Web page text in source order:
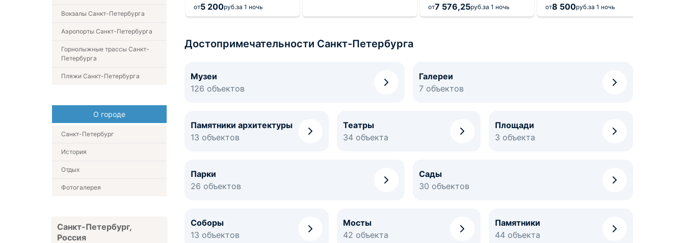
от5 200руб.за 1 ночь от7 576,25руб.за 1 ночь от8 500руб.за 1 ночь
Достопримечательности Санкт-Петербурга
Музеи
126 объектов
Галереи
7 объектов
Памятники архитектуры
13 объектов
Театры
34 объекта
Площади
3 объекта
Парки
26 объектов
Сады
30 объектов
Соборы
13 объектов
Мосты
42 объекта
Памятники
44 объекта
Вокзалы Санкт-Петербурга
Аэропорты Санкт-Петербурга
Горнолыжные трассы Санкт-
Петербурга
Пляжи Санкт-Петербурга
О городе
Санкт-Петербург
История
Отдых
Фотогалерея
Санкт-Петербург,
Россия